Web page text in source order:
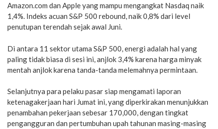
Amazon.com dan Apple yang mampu mengangkat Nasdaq naik
1,4%. Indeks acuan S&P 500 rebound, naik 0,8% dari level
penutupan terendah sejak awal Juni.
Di antara 11 sektor utama S&P 500, energi adalah hal yang
paling tidak biasa di sesi ini, anjlok 3,4% karena harga minyak
mentah anjlok karena tanda-tanda melemahnya permintaan.
Selanjutnya para pelaku pasar siap mengamati laporan
ketenagakerjaan hari Jumat ini, yang diperkirakan menunjukkan
penambahan pekerjaan sebesar 170,000, dengan tingkat
pengangguran dan pertumbuhan upah tahunan masing-masing